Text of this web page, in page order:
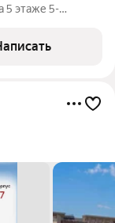
5 этаже 5-
кто ищет